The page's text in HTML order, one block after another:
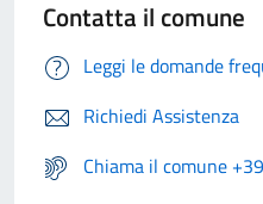
Contatta il comune
Leggi le domande
Richiedi Assistenza
Chiama il comune